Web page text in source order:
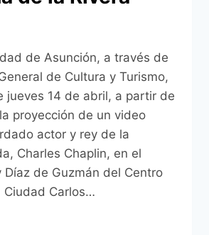
de Asunción, a través de
de Cultura y Turismo,
jueves 14 de abril, a partir de
proyección de un video
actor y rey de la
Charles Chaplin, en el
Díaz de Guzmán del Centro
Ciudad Carlos…